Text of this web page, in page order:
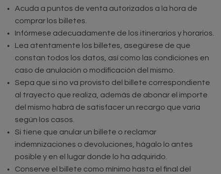
Acuda a puntos de venta autorizados a la hora de
comprar los billetes.
Infórmese adecuadamente de los itinerarios y horarios.
Lea atentamente los billetes, asegúrese de que
constan todos los datos, así como las condiciones en
caso de anulación o modificación del mismo.
Sepa que si no va provisto del billete correspondiente
al trayecto que realiza, además de abonar el importe
del mismo habrá de satisfacer un recargo que varía
según los casos.
Si tiene que anular un billete o reclamar
indemnizaciones o devoluciones, hágalo lo antes
posible y en el lugar donde lo ha adquirido.
Conserve el billete como mínimo hasta el final del